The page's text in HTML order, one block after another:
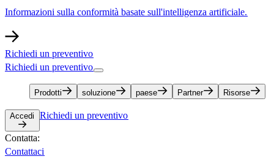
Informazioni sulla conformità basate sull'intelligenza artificiale.​​
Richiedi un preventivo​​
Richiedi un preventivo​​
Prodotti​​ soluzione​​ paese​​ Partner​​ Risorse​​
Accedi​​ Richiedi un preventivo​​
Contatta:​​
Contattaci​​